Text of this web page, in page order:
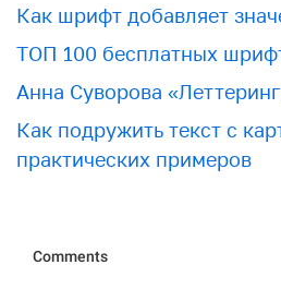
Как шрифт добавляет
ТОП 100 бесплатных
Анна Суворова
Как подружить текст с
практических примеров